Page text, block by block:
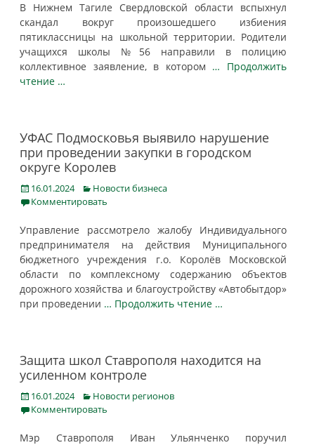
В Нижнем Тагиле Свердловской области вспыхнул
скандал вокруг произошедшего избиения
пятиклассницы на школьной территории. Родители
учащихся школы №56 направили в полицию
коллективное заявление, в котором … Продолжить
чтение …
УФАС Подмосковья выявило нарушение
при проведении закупки в городском
округе Королев
Posted
on
16.01.2024 Categories
Новости бизнеса
Комментировать
Управление рассмотрело жалобу Индивидуального
предпринимателя на действия Муниципального
бюджетного учреждения г.о. Королёв Московской
области по комплексному содержанию объектов
дорожного хозяйства и благоустройству «Автобытдор»
при проведении … Продолжить чтение …
Защита школ Ставрополя находится на
усиленном контроле
Posted
on
16.01.2024 Categories
Новости регионов
Комментировать
Мэр Ставрополя Иван Ульянченко поручил